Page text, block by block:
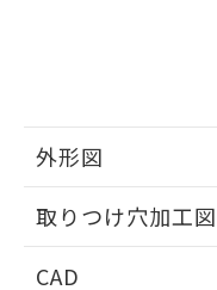
外形図
取りつけ穴加工図
CAD
物質の対応で
荷製品に未対
既に当社にて
していること
り、2022年1